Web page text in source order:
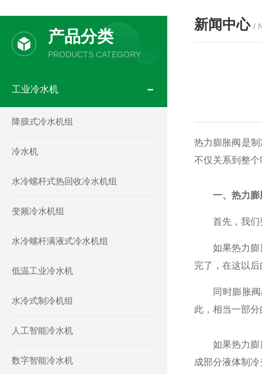
产品分类
PRODUCTS CATEGORY
工业冷水机
降膜式冷水机组
冷水机
水冷螺杆式热回收冷水机组
变频冷水机组
水冷螺杆满液式冷水机组
低温工业冷水机
水冷式制冷机组
人工智能冷水机
数字智能冷水机
新闻中心 /
热力膨胀阀是
不仅关系到整
一、热力膨
首先，我们要
如果热力膨胀
完了，在这以
同时膨胀阀出
此，相当一部
如果热力膨胀
成部分液体制